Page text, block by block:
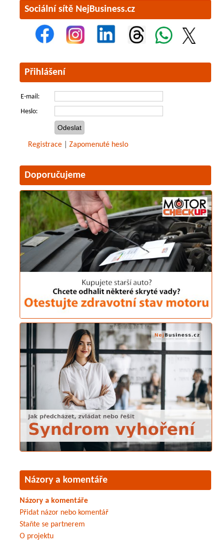
Sociální sítě NejBusiness.cz
Přihlášení
E-mail:
Heslo:
Registrace Zapomenuté heslo
Doporučujeme
Názory a komentáře
Názory a komentáře
Přidat názor nebo komentář
Staňte se partnerem
O projektu